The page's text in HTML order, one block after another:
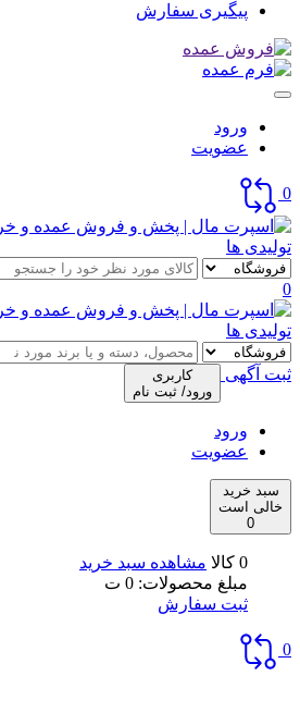
پیگیری سفارش
ورود
عضویت
0
0
ثبت آگهی
کاربری
ورود/ ثبت نام
ورود
عضویت
سبد خرید
خالی است
0
0 کالا
مشاهده سبد خرید
مبلغ محصولات: 0 ت
ثبت سفارش
0